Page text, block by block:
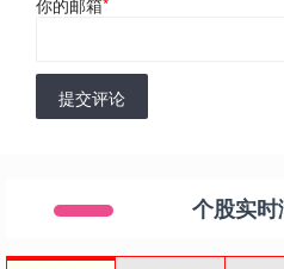
提交评论
个股实